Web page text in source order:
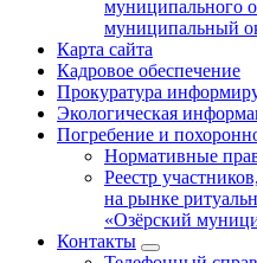
муниципального
муниципальный
Карта сайта
Кадровое обеспечение
Прокуратура
Экологическая
Погребение и
Нормативные
Реестр
на рынке
«Озёрский
Контакты